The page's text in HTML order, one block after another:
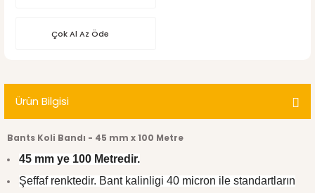
Çok Al Az Öde
Ürün Bilgisi
Bants Koli Bandı - 45 mm x 100 Metre
45 mm ye 100 Metredir.
Şeffaf renktedir. Bant kalinligi 40 micron ile standartların